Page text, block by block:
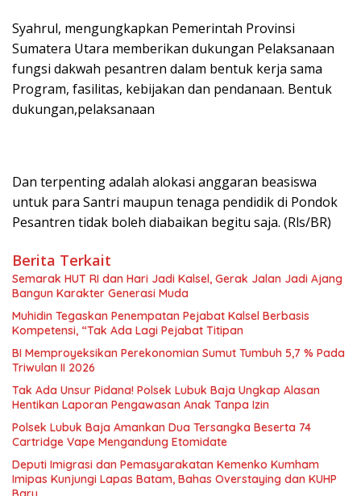
Syahrul, mengungkapkan Pemerintah Provinsi
Sumatera Utara memberikan dukungan Pelaksanaan
fungsi dakwah pesantren dalam bentuk kerja sama
Program, fasilitas, kebijakan dan pendanaan. Bentuk
dukungan,pelaksanaan
Dan terpenting adalah alokasi anggaran beasiswa
untuk para Santri maupun tenaga pendidik di Pondok
Pesantren tidak boleh diabaikan begitu saja. (Rls/BR)
Berita Terkait
Semarak HUT RI dan Hari Jadi Kalsel, Gerak Jalan Jadi Ajang
Bangun Karakter Generasi Muda
Muhidin Tegaskan Penempatan Pejabat Kalsel Berbasis
Kompetensi, “Tak Ada Lagi Pejabat Titipan
BI Memproyeksikan Perekonomian Sumut Tumbuh 5,7 % Pada
Triwulan II 2026
Tak Ada Unsur Pidana! Polsek Lubuk Baja Ungkap Alasan
Hentikan Laporan Pengawasan Anak Tanpa Izin
Polsek Lubuk Baja Amankan Dua Tersangka Beserta 74
Cartridge Vape Mengandung Etomidate
Deputi Imigrasi dan Pemasyarakatan Kemenko Kumham
Imipas Kunjungi Lapas Batam, Bahas Overstaying dan KUHP